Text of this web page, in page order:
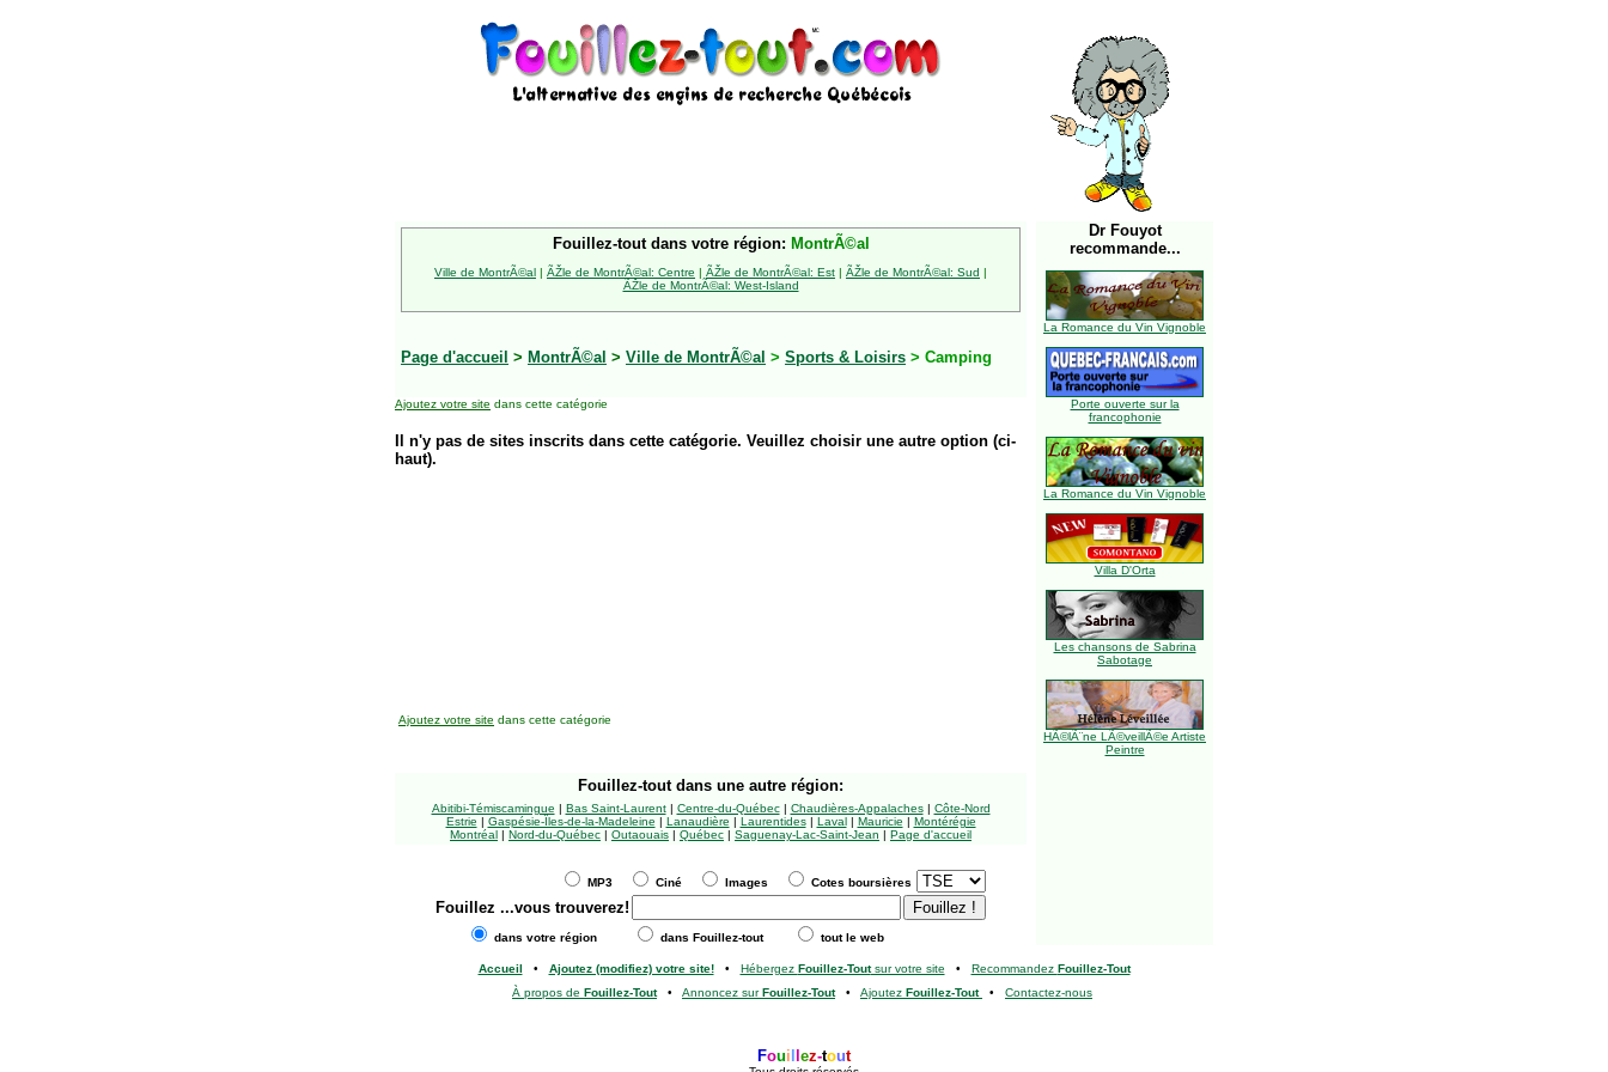
Fouillez-tout dans votre région: MontrÃ©al
Ville de MontrÃ©al | ÃŽle de MontrÃ©al: Centre | ÃŽle de MontrÃ©al: Est | ÃŽle de MontrÃ©al: Sud |
ÃŽle de MontrÃ©al: West-Island
Page d'accueil > MontrÃ©al > Ville de MontrÃ©al > Sports & Loisirs > Camping
Ajoutez votre site dans cette catégorie
Il n'y pas de sites inscrits dans cette catégorie. Veuillez choisir une autre option (ci-
haut).
Dr Fouyot
recommande...
La Romance du Vin Vignoble
Porte ouverte sur la
francophonie
La Romance du Vin Vignoble
Villa D'Orta
Les chansons de Sabrina
Sabotage
HÃ©lÃ¨ne LÃ©veillÃ©e Artiste
Peintre
Ajoutez votre site dans cette catégorie
Fouillez-tout dans une autre région:
Abitibi-Témiscamingue | Bas Saint-Laurent| Centre-du-Québec| Chaudières-Appalaches| Côte-Nord
Estrie | Gaspésie-Îles-de-la-Madeleine | Lanaudière | Laurentides| Laval| Mauricie | Montérégie
Montréal | Nord-du-Québec | Outaouais | Québec | Saguenay-Lac-Saint-Jean | Page d'accueil
MP3 Ciné Images Cotes boursières
Fouillez ...vous trouverez!
dans votre région dans Fouillez-tout tout le web
Accueil • Ajoutez (modifiez) votre site!• Hébergez Fouillez-Toutsur votre site • Recommandez Fouillez-Tout
À propos de Fouillez-Tout• Annoncez surFouillez-Tout• Ajoutez Fouillez-Tout • Contactez-nous
Foui ez-tout